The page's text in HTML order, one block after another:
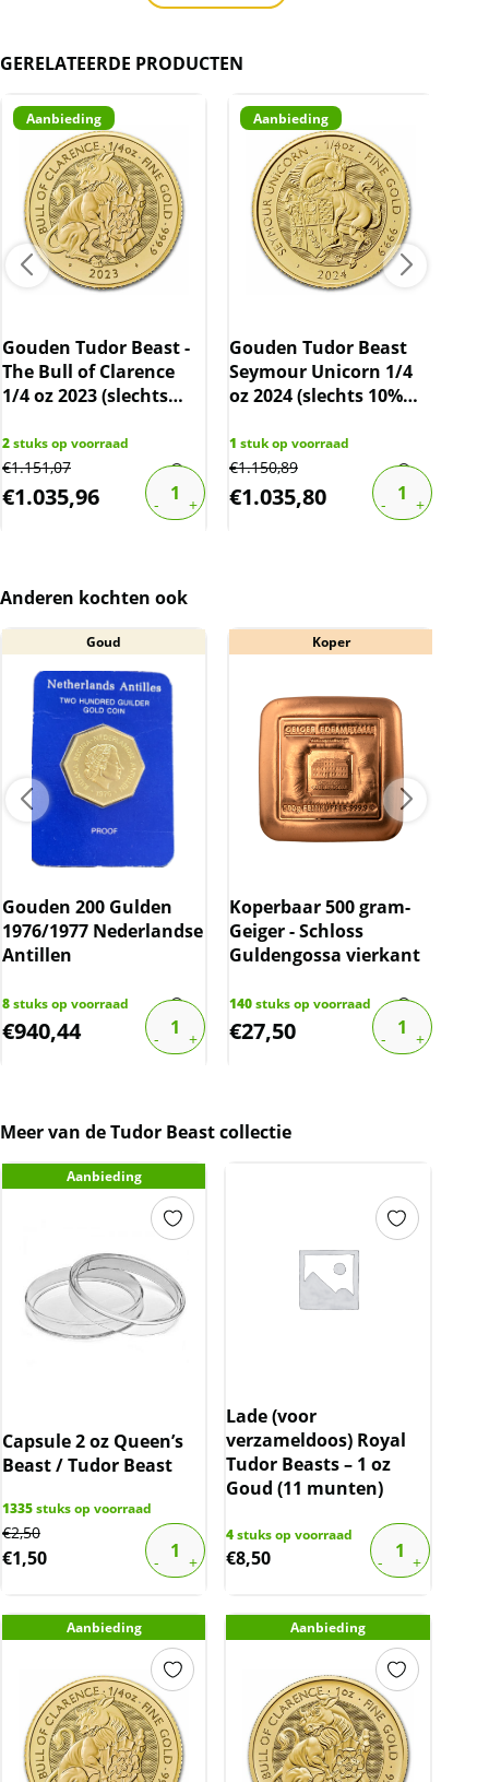
capsule geleverd.
De munten worden uit voorraad geleverd, en
komen daarmee niet rechtstreeks van de
producent af. Echter zijn de munten veelal de
muntkoker niet uit geweest. De munten
kunnen soms krassen, aanslag en/of
melkvlekken bevatten.
btw.
GERELATEERDE PRODUCTEN
Aanbieding
Gouden Tudor Beast -
The Bull of Clarence
1/4 oz 2023 (slechts
2stuks op voorraad
€1.151,07
€1.035,96
Aanbieding
Gouden Tudor Beast
Seymour Unicorn 1/4
oz 2024 (slechts 10%
1 stuk op voorraad
€1.150,89
€1.035,80
Anderen kochten ook
Goud
Gouden 200 Gulden
1976/1977 Nederlandse
Antillen
8stuks op voorraad
€940,44
Koper
Koperbaar 500 gram-
Geiger - Schloss
Guldengossa vierkant
140stuks op voorraad
€27,50
Meer van de Tudor Beast collectie
Aanbieding
Capsule 2 oz Queen’s
Beast / Tudor Beast
1335stuks op voorraad
€2,50
Original
price
€2,50.
€1,50
Current
price
€1,50.
Lade (voor
verzameldoos) Royal
Tudor Beasts – 1 oz
Goud (11 munten)
4stuks op voorraad
€8,50
Aanbieding Aanbieding